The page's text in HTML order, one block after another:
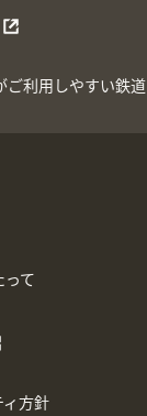
ご利⽤しやすい鉄道
って
ィ方針